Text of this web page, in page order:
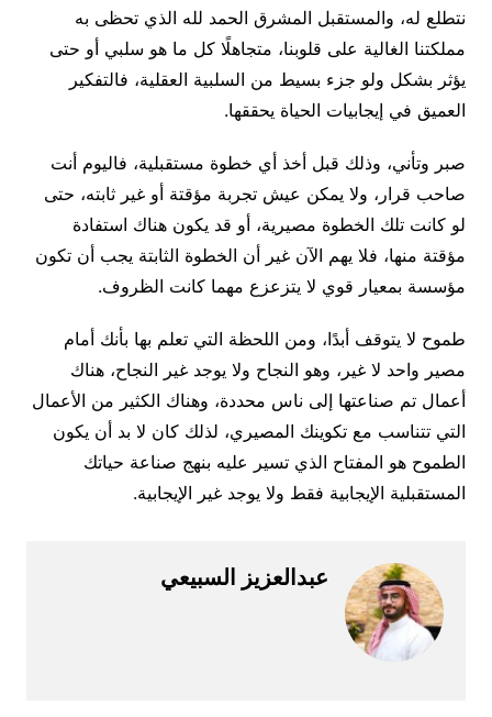
نتطلع له، والمستقبل المشرق الحمد لله الذي تحظى به
مملكتنا الغالية على قلوبنا، متجاهلًا كل ما هو سلبي أو حتى
يؤثر بشكل ولو جزء بسيط من السلبية العقلية، فالتفكير
العميق في إيجابيات الحياة يحققها.
صبر وتأني، وذلك قبل أخذ أي خطوة مستقبلية، فاليوم أنت
صاحب قرار، ولا يمكن عيش تجربة مؤقتة أو غير ثابته، حتى
لو كانت تلك الخطوة مصيرية، أو قد يكون هناك استفادة
مؤقتة منها، فلا يهم الآن غير أن الخطوة الثابتة يجب أن تكون
مؤسسة بمعيار قوي لا يتزعزع مهما كانت الظروف.
طموح لا يتوقف أبدًا، ومن اللحظة التي تعلم بها بأنك أمام
مصير واحد لا غير، وهو النجاح ولا يوجد غير النجاح، هناك
أعمال تم صناعتها إلى ناس محددة، وهناك الكثير من الأعمال
التي تتناسب مع تكوينك المصيري، لذلك كان لا بد أن يكون
الطموح هو المفتاح الذي تسير عليه بنهج صناعة حياتك
المستقبلية الإيجابية فقط ولا يوجد غير الإيجابية.
عبدالعزيز السبيعي